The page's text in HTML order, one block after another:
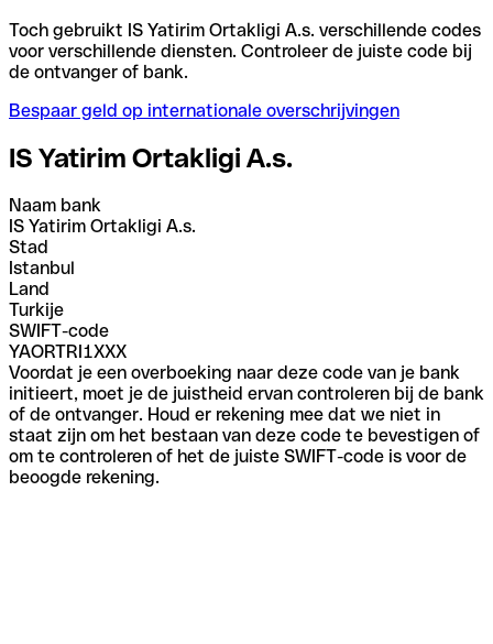
Toch gebruikt IS Yatirim Ortakligi A.s. verschillende codes
voor verschillende diensten. Controleer de juiste code bij
de ontvanger of bank.
Bespaar geld op internationale overschrijvingen
IS Yatirim Ortakligi A.s.
Naam bank
IS Yatirim Ortakligi A.s.
Stad
Istanbul
Land
Turkije
SWIFT-code
YAORTRI1XXX
Voordat je een overboeking naar deze code van je bank
initieert, moet je de juistheid ervan controleren bij de bank
of de ontvanger. Houd er rekening mee dat we niet in
staat zijn om het bestaan van deze code te bevestigen of
om te controleren of het de juiste SWIFT-code is voor de
beoogde rekening.